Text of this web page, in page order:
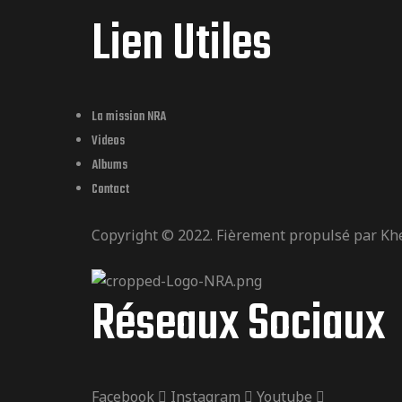
Lien Utiles
La mission NRA
Videos
Albums
Contact
Copyright © 2022. Fièrement propulsé par
Réseaux Sociaux
Facebook Instagram Youtube